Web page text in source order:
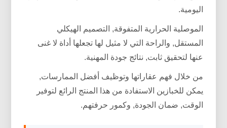
اليومية.
الموصلية الحرارية المتفوقة, التصميم الهيكلي
المستقل, والراحة التي لا مثيل لها تجعلها أداة لا غنى
عنها لتحقيق ثابت, نتائج جودة المهنية.
من خلال فهم عقاراتها وتوظيف أفضل الممارسات,
يمكن للخبازين الاستفادة من هذا المنتج الرائع لتوفير
الوقت, ضمان الجودة, وكمور حرفتهم.